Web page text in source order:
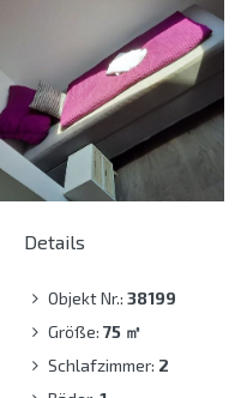
Details
Objekt Nr.: 38199
Größe: 75 ㎡
Schlafzimmer: 2